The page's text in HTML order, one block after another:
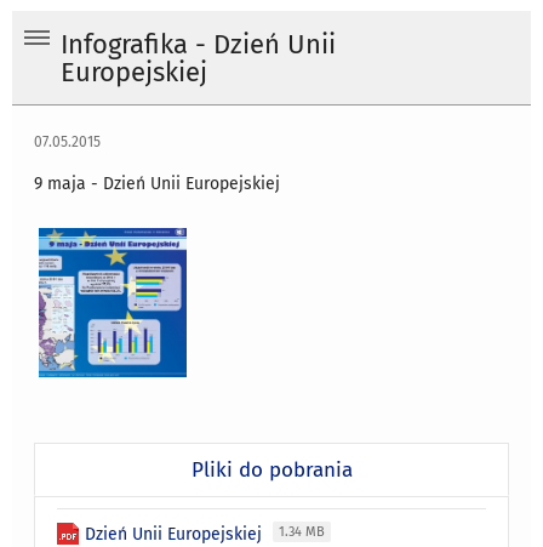
Infografika - Dzień Unii
Europejskiej
07.05.2015
9 maja - Dzień Unii Europejskiej
Pliki do pobrania
Dzień Unii Europejskiej 1.34 MB